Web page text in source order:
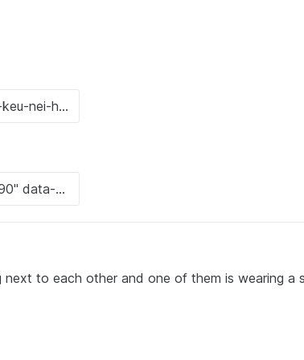
to each other and one of them is wearing a